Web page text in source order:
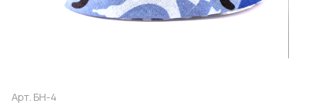
Арт. БН-4